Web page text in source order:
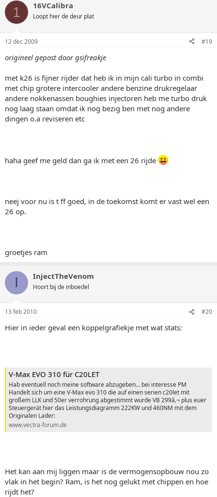
1 16VCalibra
Loopt hier de deur plat
12 dec 2009 #19
origineel gepost door gsifreakje
met k26 is fijner rijder dat heb ik in mijn cali turbo in combi
met chip grotere intercooler andere benzine drukregelaar
andere nokkenassen boughies injectoren heb me turbo druk
nog laag staan omdat ik nog bezig ben met nog andere
dingen o.a reviseren etc
haha geef me geld dan ga ik met een 26 rijde
neej voor nu is t ff goed, in de toekomst komt er vast wel een
26 op.
groetjes ram
I InjectTheVenom
Hoort bij de inboedel
13 feb 2010 #20
Hier in ieder geval een koppelgrafiekje met wat stats:
V-Max EVO 310 für C20LET
Hab eventuell noch meine software abzugeben... bei interesse PM
Handelt sich um eine V-Max evo 310 die auf einen serien c20let mit
großem LLK und 50er verrohrung abgestimmt wurde VB 299â‚¬ plus euer
Steuergerät hier das Leistungsdiagramm 222KW und 460NM mit dem
Originalen Lader:
www.vectra-forum.de
Het kan aan mij liggen maar is de vermogensopbouw nou zo
vlak in het begin? Ram, is het nog gelukt met chippen en hoe
rijdt het?